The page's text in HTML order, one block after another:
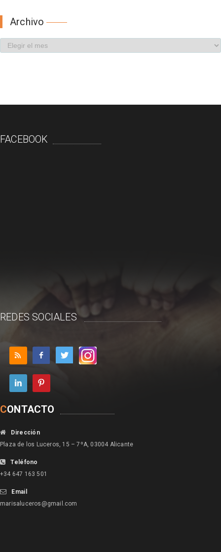
Archivo
FACEBOOK
REDES SOCIALES
CONTACTO
Dirección
Plaza de los Luceros, 15 – 7ºA, 03004 Alicante
Teléfono
+34 647 163 501
Email
marisaluceros@gmail.com